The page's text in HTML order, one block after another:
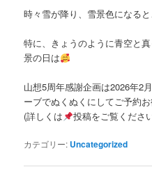
時々雪が降り、雪景色になる
特に、きょうのように青空と
景の日は
山想5周年感謝企画は2026年2
ーブでぬくぬくにしてご予約
(詳しくは
投稿をご覧くださ
カテゴリー: Uncategorized